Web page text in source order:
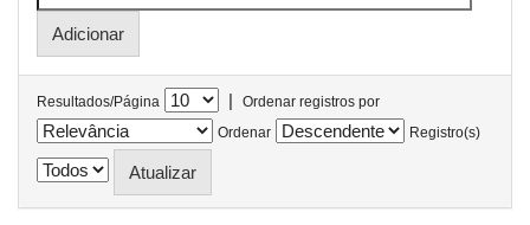
Resultados/Página |
Ordenar registros por
Ordenar
Registro(s)